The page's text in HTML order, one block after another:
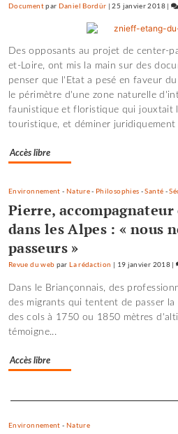
Documentpar Daniel Bordür |25 janvier 2018|
Des opposants au projet de center-
et-Loire, ont mis la main sur des
penser que l'Etat a pesé en faveur
le périmètre d'une zone naturelle
faunistique et floristique qui jouxtait
touristique, et déminer
Accès libre
Environnement - Nature- Philosophies -Santé -
Pierre,
dans les Alpes : « nous
passeurs »
Revue du web parLa rédaction | 19 janvier 2018|
Dans le Briançonnais, des
des migrants qui tentent de passer
des cols à 1750 ou 1850 mètres
témoigne...
Accès libre
Separateur
Environnement - Nature